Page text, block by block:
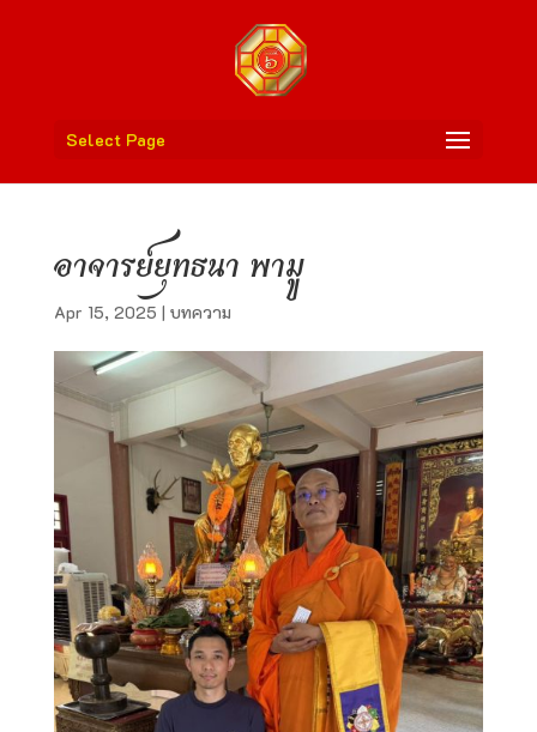
Select Page
อาจารย์ยุทธนา พามู
Apr 15, 2025 | บทความ